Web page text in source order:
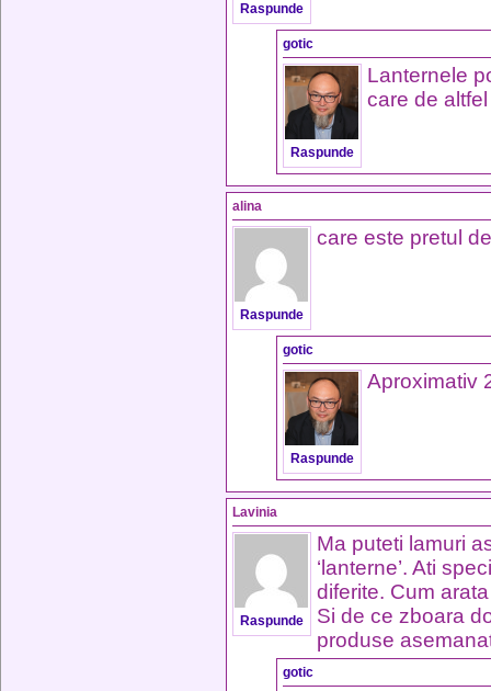
Raspunde
gotic
Raspunde
Lanternele
care de
alina
Raspunde
care este pretul
gotic
Raspunde
Aproximativ
Lavinia
Raspunde
Ma puteti lamuri
‘lanterne’. Ati
diferite. Cum
Si de ce zboara
produse
gotic